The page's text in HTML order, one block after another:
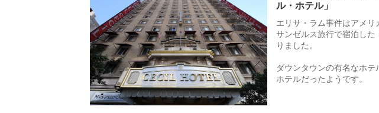
ル・ホテル」
エリサ・ラム事件はアメリ
サンゼルス旅行で宿泊した
りました。
ダウンタウンの有名なホ
ホテルだったようです。